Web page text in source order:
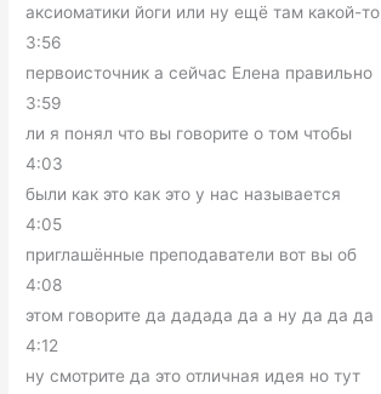
аксиоматики йоги или ну ещё там какой-то
3:56
первоисточник а сейчас Елена правильно
3:59
ли я понял что вы говорите о том чтобы
4:03
были как это как это у нас называется
4:05
приглашённые преподаватели вот вы об
4:08
этом говорите да дадада да а ну да да да
4:12
ну смотрите да это отличная идея но тут